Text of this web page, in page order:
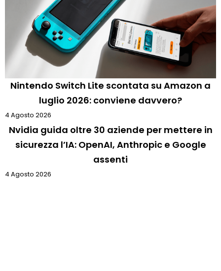
Nintendo Switch Lite scontata su Amazon a
luglio 2026: conviene davvero?
4 Agosto 2026
Nvidia guida oltre 30 aziende per mettere in
sicurezza l’IA: OpenAI, Anthropic e Google
assenti
4 Agosto 2026